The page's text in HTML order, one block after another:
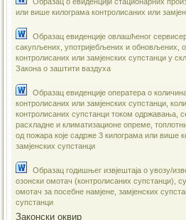
или више килограма контролисаних или
Образац евиденције овлашћеног
сакупљених, употријебљених и обновљених,
контролисаних или замјенских супстанци у
Закона о заштити ваздуха
Образац евиденције оператера о
контролисаних или замјенских супстанци,
контролисаних супстанци током одржавања,
расхладне и климатизационе опреме,
од пожара које садрже 3 килограма или више
замјенских супстанци
Образац годишњег извјештаја о увозу/
озонски омотач (контролисаних супстанци),
омотач за посебне намјене, замјенских
супстанци
Законски оквир